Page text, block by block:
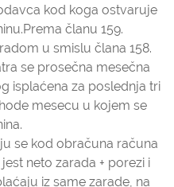
kod koga ostvaruje
članu 159.
u smislu člana 158.
se prosečna mesečna
isplaćena za poslednja tri
mesecu u kojem se
se kod obračuna računa
neto zarada + porezi i
iz same zarade, na